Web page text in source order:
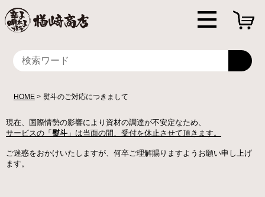
HOME 熨斗のご対応につきまして
現在、国際情勢の影響により資材の調達が不安定なため、
サービスの「 熨斗 」は当面の間、受付を休止させて頂きます。
ご迷惑をおかけいたしますが、何卒ご理解賜りますようお願い申し上げ
ます。